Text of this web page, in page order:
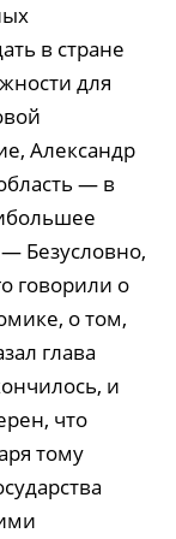
в стране
для
Александр
— в
Безусловно,
говорили о
о том,
глава
и
что
тому